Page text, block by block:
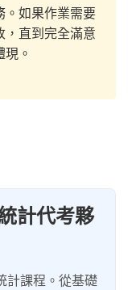
。如果作業需要
，直到完全滿意
。
計代考夥
計課程。從基礎